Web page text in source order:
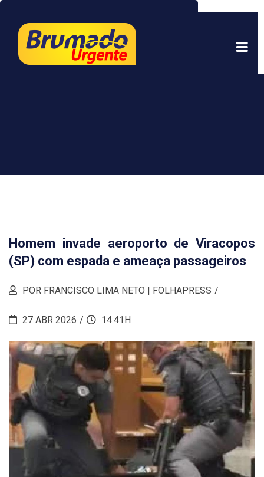
experiência. Ao continuar a navegar, você está
de acordo com isso.Saber mais.
Homem invade aeroporto de Viracopos
(SP) com espada e ameaça passageiros
POR FRANCISCO LIMA NETO | FOLHAPRESS
27 ABR 2026 14:41H